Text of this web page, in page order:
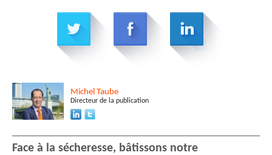
Michel Taube
Directeur de la publication
Face à la sécheresse, bâtissons notre